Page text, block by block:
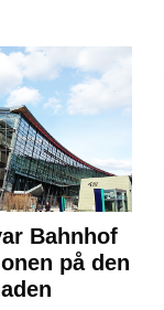
Bahnhof
på den